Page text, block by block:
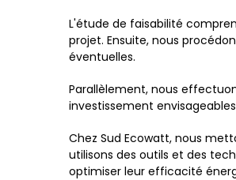
L'étude de faisabilité
projet. Ensuite, nous
éventuelles.
Parallèlement, nous
investissement
Chez Sud Ecowatt, nous
utilisons des outils et des
optimiser leur efficacité